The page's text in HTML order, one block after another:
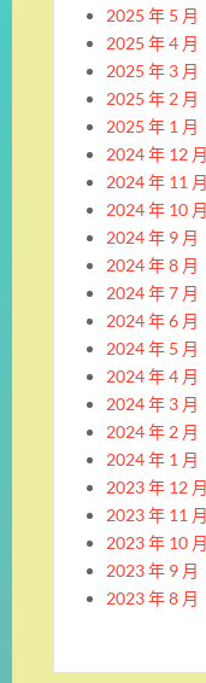
2025 年 5 月
2025 年 4 月
2025 年 3 月
2025 年 2 月
2025 年 1 月
2024 年 12 月
2024 年 11 月
2024 年 10 月
2024 年 9 月
2024 年 8 月
2024 年 7 月
2024 年 6 月
2024 年 5 月
2024 年 4 月
2024 年 3 月
2024 年 2 月
2024 年 1 月
2023 年 12 月
2023 年 11 月
2023 年 10 月
2023 年 9 月
2023 年 8 月